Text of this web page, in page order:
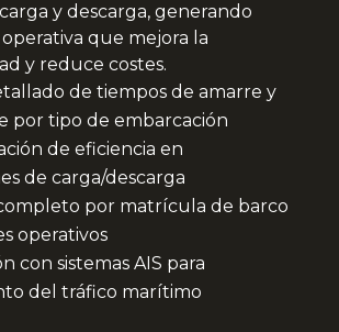
y descarga, generando
que mejora la
y reduce costes.
de tiempos de amarre y
por tipo de embarcación
de eficiencia en
de carga/descarga
por matrícula de barco
operativos
con sistemas AIS para
del tráfico marítimo